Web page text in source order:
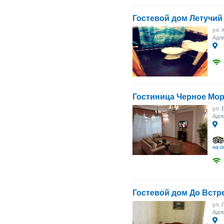
Гостевой дом
ул.
Гостиница Черное
ул.
на
Гостевой дом До
ул.